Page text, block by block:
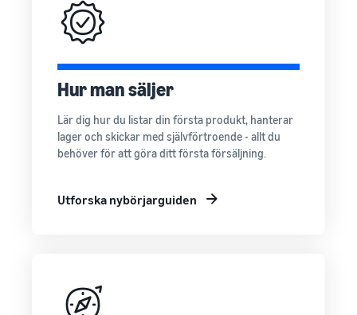
Hur man säljer
Lär dig hur du listar din första produkt, hanterar
lager och skickar med självförtroende - allt du
behöver för att göra ditt första försäljning.
Utforska nybörjarguiden